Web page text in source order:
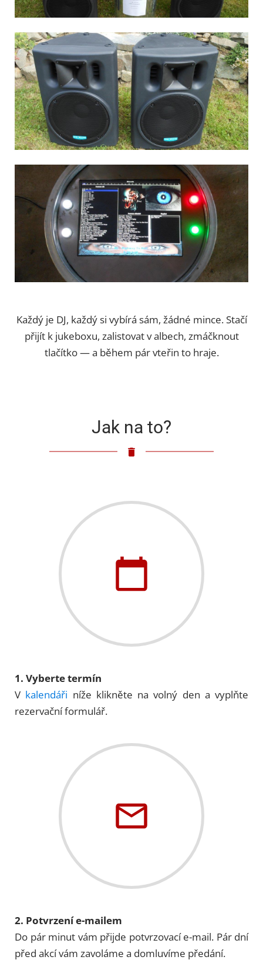
Každý je DJ, každý si vybírá sám, žádné mince. Stačí
přijít k jukeboxu, zalistovat v albech, zmáčknout
tlačítko — a během pár vteřin to hraje.
Jak na to?
1. Vyberte termín
V kalendáři níže klikněte na volný den a vyplňte
rezervační formulář.
2. Potvrzení e-mailem
Do pár minut vám přijde potvrzovací e-mail. Pár dní
před akcí vám zavoláme a domluvíme předání.